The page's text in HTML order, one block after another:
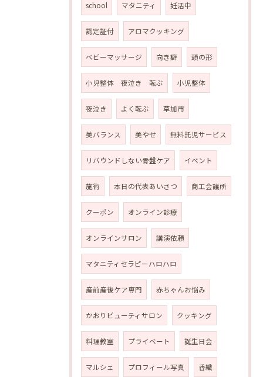
school マタニティ 妊活中
認定証付 アロマクッキング
ベビーマッサージ 向き癖 頭の形
小児整体 夜泣き 転ぶ 小児整体
夜泣き よく転ぶ 草加市
美バランス 美やせ 無料託児サービス
リバウンドしない骨盤ケア イベント
施術 本日の代表あいさつ 商工会議所
クーポン オンライン診療
オンラインサロン 講演依頼
マタニティセラピーハロハロ
産前産後ケア専門 赤ちゃんお悩み
かおりビューティサロン クッキング
料理教室 プライベート 誕生日会
マルシェ プロフィール写真 香織